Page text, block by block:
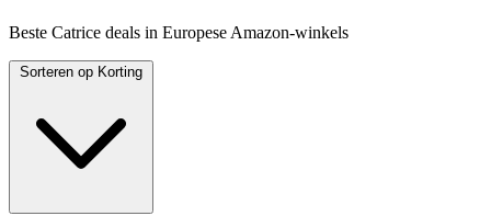
Beste Catrice deals in Europese Amazon-winkels
Sorteren op Korting